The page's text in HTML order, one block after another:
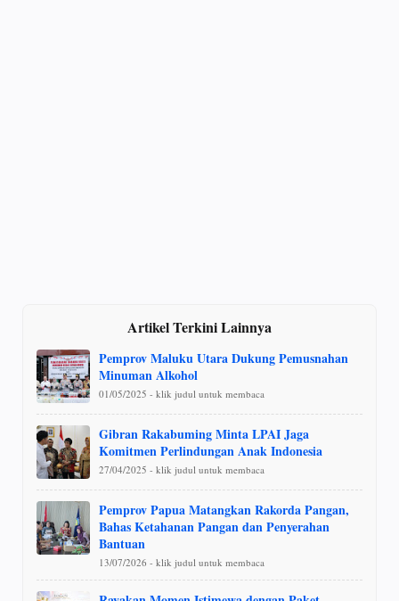
Artikel Terkini Lainnya
Pemprov Maluku Utara Dukung Pemusnahan
Minuman Alkohol
01/05/2025 - klik judul untuk membaca
Gibran Rakabuming Minta LPAI Jaga
Komitmen Perlindungan Anak Indonesia
27/04/2025 - klik judul untuk membaca
Pemprov Papua Matangkan Rakorda Pangan,
Bahas Ketahanan Pangan dan Penyerahan
Bantuan
13/07/2026 - klik judul untuk membaca